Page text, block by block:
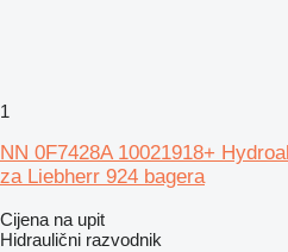
1
NN 0F7428A 10021918+
za Liebherr 924 bagera
Cijena na upit
Hidraulični razvodnik